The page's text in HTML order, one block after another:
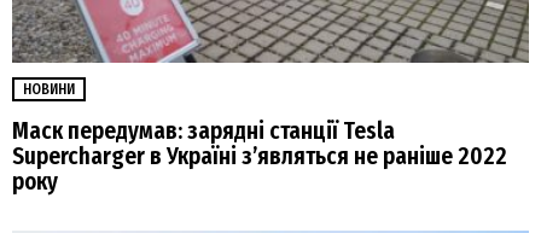
НОВИНИ
Маск передумав: зарядні станції Tesla
Supercharger в Україні з’являться не раніше 2022
року